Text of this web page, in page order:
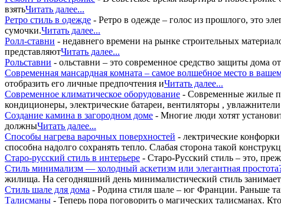
взятьЧитать далее...
Ретро стиль в одежде - Ретро в одежде – голос из прошлого, это
сумочки.Читать далее...
Ролл-ставни - недавнего времени на рынке строительных
представляютЧитать далее...
Рольставни - ольставни – это современное средство защиты
Современная мансардная комната – самое волшебное место в
отобразить его личные предпочтения иЧитать далее...
Современное климатическое оборудование - Современные жилые
кондиционеры, электрические батареи, вентиляторы ,
Создание камина в загородном доме - Многие люди хотят
должныЧитать далее...
Способы нагрева варочных поверхностей - лектрические
способна надолго сохранять тепло. Слабая сторона такой
Старо-русский стиль в интерьере - Старо-Русский стиль – это,
Стиль минимализм — холодный аскетизм или элегантная
жилища. На сегодняшний день минималистический стиль занимает
Стиль шале для дома - Родина стиля шале – юг Франции. Раньше
Талисманы - Теперь пора поговорить о магических талисманах.